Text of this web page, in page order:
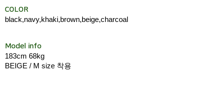
COLOR
black,navy,khaki,brown,beige,charcoal
Model info
183cm 68kg
BEIGE / M size 착용